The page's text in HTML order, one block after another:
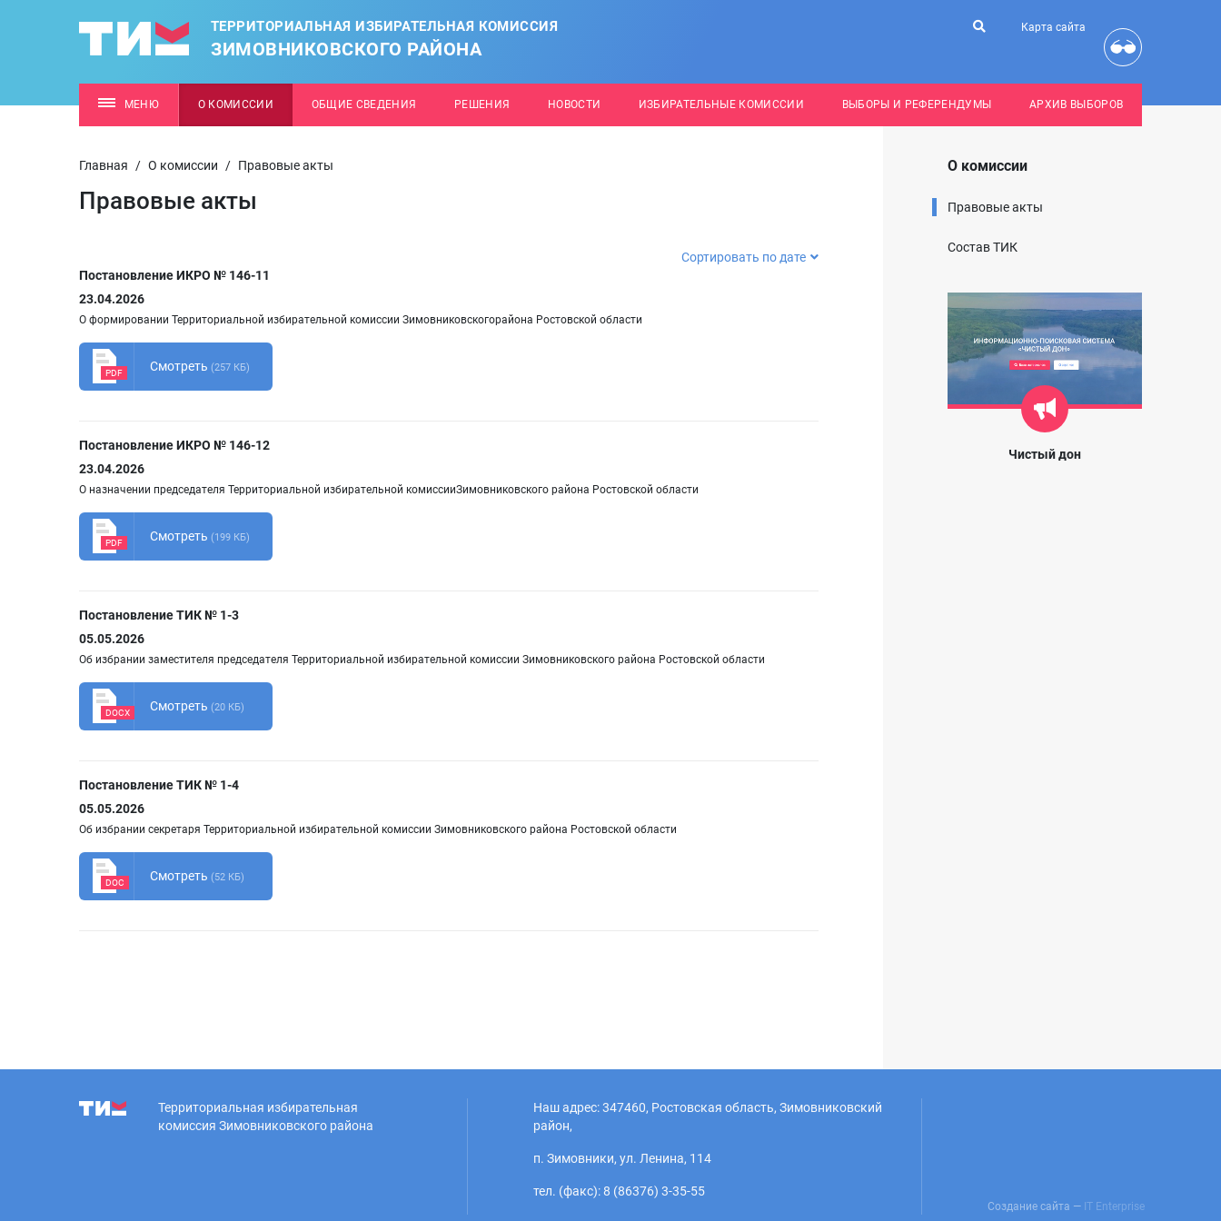
ТЕРРИТОРИАЛЬНАЯ ИЗБИРАТЕЛЬНАЯ КОМИССИЯ
ЗИМОВНИКОВСКОГО РАЙОНА
Карта сайта
МЕНЮ О КОМИССИИ ОБЩИЕ СВЕДЕНИЯ РЕШЕНИЯ НОВОСТИ ИЗБИРАТЕЛЬНЫЕ КОМИССИИ ВЫБОРЫ И РЕФЕРЕНДУМЫ АРХИВ ВЫБОРОВ
Главная / О комиссии / Правовые акты
Правовые акты
Сортировать по дате
Постановление ИКРО № 146-11
23.04.2026
О формировании Территориальной избирательной комиссии Зимовниковскогорайона Ростовской области
PDF Смотреть (257 КБ)
Постановление ИКРО № 146-12
23.04.2026
О назначении председателя Территориальной избирательной комиссииЗимовниковского района Ростовской области
PDF Смотреть (199 КБ)
Постановление ТИК № 1-3
05.05.2026
Об избрании заместителя председателя Территориальной избирательной комиссии Зимовниковского района Ростовской области
DOCX Смотреть (20 КБ)
Постановление ТИК № 1-4
05.05.2026
Об избрании секретаря Территориальной избирательной комиссии Зимовниковского района Ростовской области
DOC Смотреть (52 КБ)
О комиссии
Правовые акты
Состав ТИК
Чистый дон
Территориальная избирательная
комиссия Зимовниковского района
Наш адрес: 347460, Ростовская область, Зимовниковский
район,
п. Зимовники, ул. Ленина, 114
тел. (факс): 8 (86376) 3-35-55
Создание сайта — IT Enterprise